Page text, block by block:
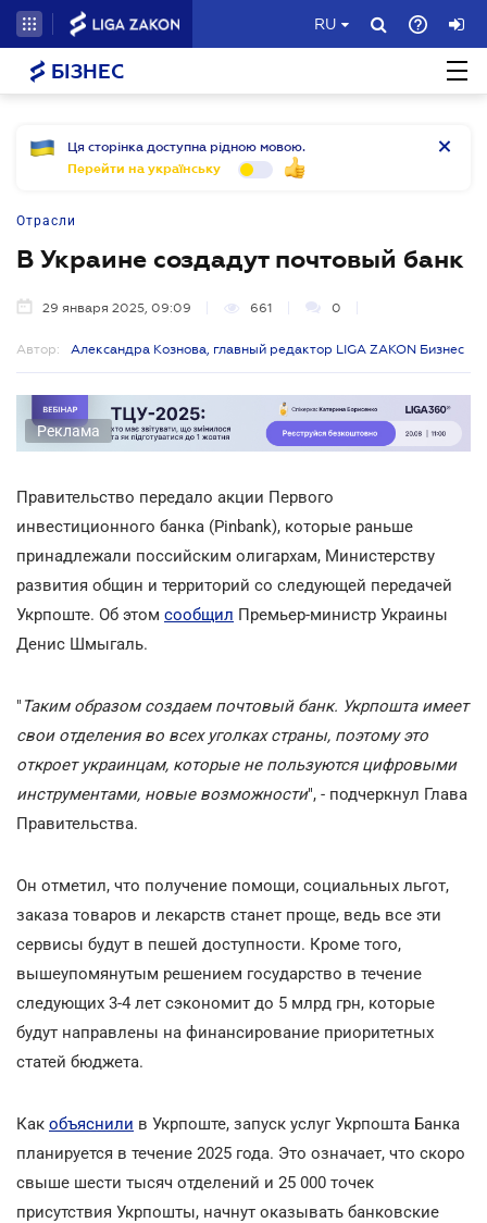
RU
БІЗНЕС
Ця сторінка доступна рідною мовою.
Перейти на українську
Отрасли
В Украине создадут почтовый банк
29 января 2025, 09:09 661 0
Автор: Александра Кознова, главный редактор LIGA ZAKON Бизнес
Реклама
Правительство передало акции Первого
инвестиционного банка (Pinbank), которые раньше
принадлежали поссийским олигархам, Министерству
развития общин и территорий со следующей передачей
Укрпоште. Об этом сообщил Премьер-министр Украины
Денис Шмыгаль.
" Таким образом создаем почтовый банк. Укрпошта имеет
свои отделения во всех уголках страны, поэтому это
откроет украинцам, которые не пользуются цифровыми
инструментами, новые возможности", - подчеркнул Глава
Правительства.
Он отметил, что получение помощи, социальных льгот,
заказа товаров и лекарств станет проще, ведь все эти
сервисы будут в пешей доступности. Кроме того,
вышеупомянутым решением государство в течение
следующих 3-4 лет сэкономит до 5 млрд грн, которые
будут направлены на финансирование приоритетных
статей бюджета.
Как объяснили в Укрпоште, запуск услуг Укрпошта Банка
планируется в течение 2025 года. Это означает, что скоро
свыше шести тысяч отделений и 25 000 точек
присутствия Укрпошты, начнут оказывать банковские